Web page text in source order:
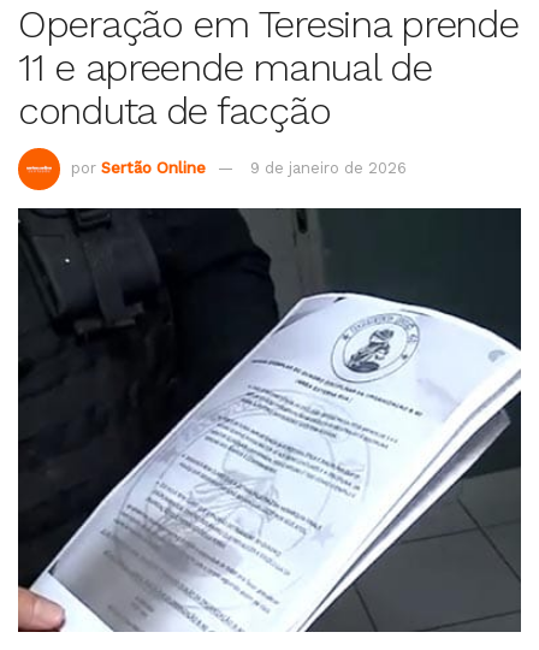
Operação em Teresina prende
11 e apreende manual de
conduta de facção
por Sertão Online 9 de janeiro de 2026